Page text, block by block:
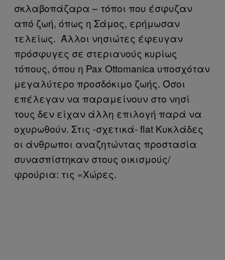
σκλαβοπάζαρα – τόποι που έσφυζαν
από ζωή, όπως η Σάμος, ερήμωσαν
τελείως. Άλλοι νησιώτες έφευγαν
πρόσφυγες σε στεριανούς κυρίως
τόπους, όπου η Pax Ottomanica υποσχόταν
μεγαλύτερο προσδόκιμο ζωής. Όσοι
επέλεγαν να παραμείνουν στο νησί
τους δεν είχαν άλλη επιλογή παρά να
οχυρωθούν. Στις -σχετικά- flat Κυκλάδες
οι άνθρωποι αναζητώντας προστασία
συνασπίστηκαν στους οικισμούς/
φρούρια: τις «Χώρες.